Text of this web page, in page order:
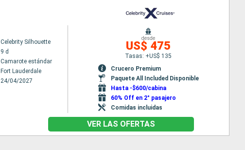
Celebrity Silhouette
9 d
Camarote estándar
Fort Lauderdale
24/04/2027
desde
US$ 475
Tasas: +US$ 135
Crucero Premium
Paquete All Included Disponible
Hasta -$600/cabina
60% Off en 2° pasajero
Comidas incluidas
VER LAS OFERTAS